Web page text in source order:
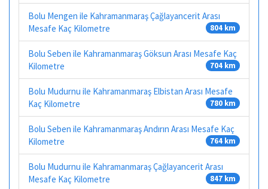
Bolu Mengen ile Kahramanmaraş Çağlayancerit Arası
Mesafe Kaç Kilometre
804 km
Bolu Seben ile Kahramanmaraş Göksun Arası Mesafe Kaç
Kilometre
704 km
Bolu Mudurnu ile Kahramanmaraş Elbistan Arası Mesafe
Kaç Kilometre
780 km
Bolu Seben ile Kahramanmaraş Andırın Arası Mesafe Kaç
Kilometre
764 km
Bolu Mudurnu ile Kahramanmaraş Çağlayancerit Arası
Mesafe Kaç Kilometre
847 km